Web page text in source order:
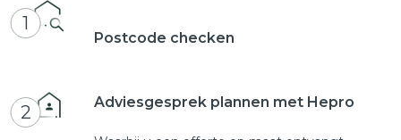
1
Postcode checken
2 Adviesgesprek plannen met Hepro